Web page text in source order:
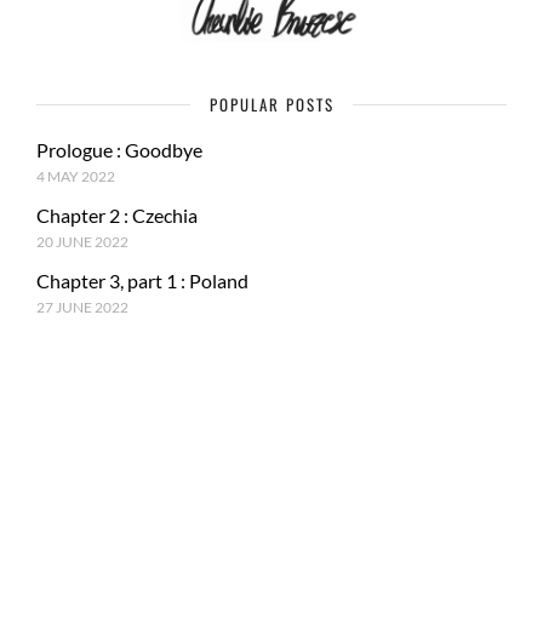
POPULAR POSTS
Prologue : Goodbye
4 MAY 2022
Chapter 2 : Czechia
20 JUNE 2022
Chapter 3, part 1 : Poland
27 JUNE 2022